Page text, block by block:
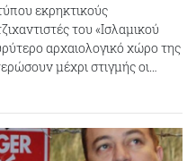
εκρηκτικούς
του «Ισλαμικού
αρχαιολογικό χώρο της
μέχρι στιγμής οι…